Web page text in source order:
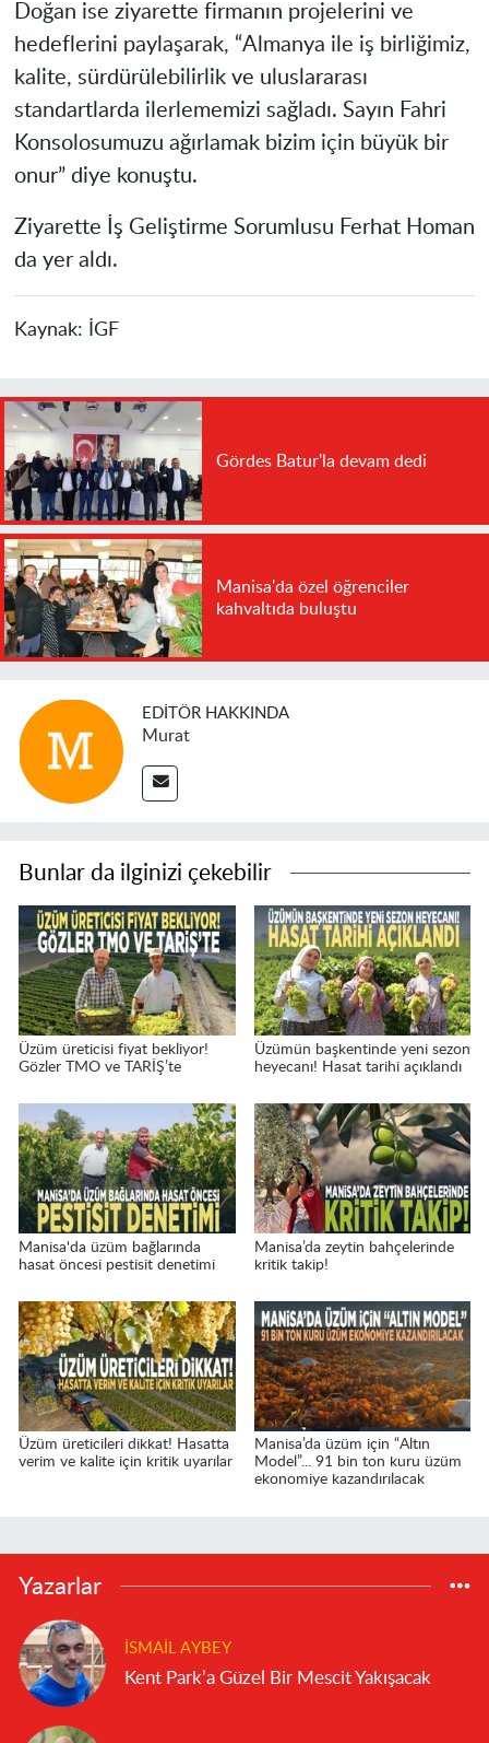
Doğan ise ziyarette firmanın projelerini ve
hedeflerini paylaşarak, “Almanya ile iş birliğimiz,
kalite, sürdürülebilirlik ve uluslararası
standartlarda ilerlememizi sağladı. Sayın Fahri
Konsolosumuzu ağırlamak bizim için büyük bir
onur” diye konuştu.
Ziyarette İş Geliştirme Sorumlusu Ferhat Homan
da yer aldı.
Kaynak: İGF
Gördes Batur'la devam dedi
Manisa'da özel öğrenciler
kahvaltıda buluştu
EDITÖR HAKKINDA
Murat
Bunlar da ilginizi çekebilir
Üzüm üreticisi fiyat bekliyor!
Gözler TMO ve TARİŞ’te
Üzümün başkentinde yeni sezon
heyecanı! Hasat tarihi açıklandı
Manisa'da üzüm bağlarında
hasat öncesi pestisit denetimi
Manisa’da zeytin bahçelerinde
kritik takip!
Üzüm üreticileri dikkat! Hasatta
verim ve kalite için kritik uyarılar
Manisa’da üzüm için “Altın
Model”... 91 bin ton kuru üzüm
ekonomiye kazandırılacak
Yazarlar
İSMAIL AYBEY
Kent Park’a Güzel Bir Mescit Yakışacak